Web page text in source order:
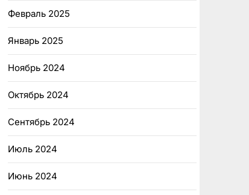
Февраль 2025
Январь 2025
Ноябрь 2024
Октябрь 2024
Сентябрь 2024
Июль 2024
Июнь 2024